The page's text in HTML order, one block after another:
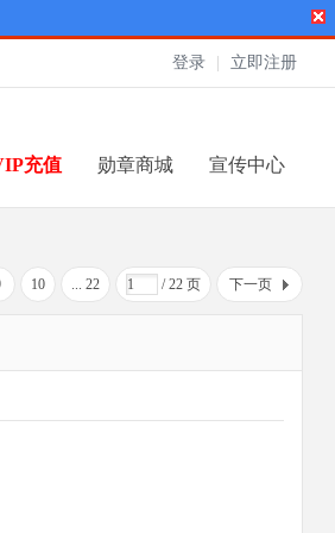
登录 立即注册
充值 勋章商城 宣传中心
10 ... 22 / 22 页 下一页